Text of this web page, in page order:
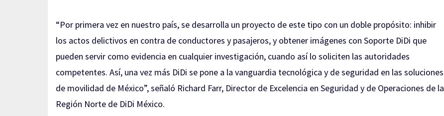
“Por primera vez en nuestro país, se desarrolla un proyecto de este tipo con un doble propósito: inhibir
los actos delictivos en contra de conductores y pasajeros, y obtener imágenes con Soporte DiDi que
pueden servir como evidencia en cualquier investigación, cuando así lo soliciten las autoridades
competentes. Así, una vez más DiDi se pone a la vanguardia tecnológica y de seguridad en las soluciones
de movilidad de México”, señaló Richard Farr, Director de Excelencia en Seguridad y de Operaciones de la
Región Norte de DiDi México.